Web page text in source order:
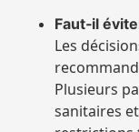
Faut‑il
Les
Plusieurs
sanitaires